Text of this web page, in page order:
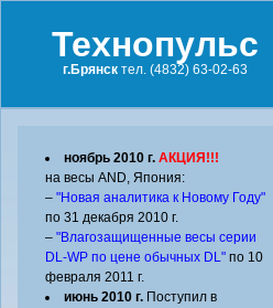
Технопульс
г.Брянск тел. (4832) 63-02-63
ноябрь 2010 г. АКЦИЯ!!!
на весы AND, Япония:
– "Новая аналитика к Новому Году"
по 31 декабря 2010 г.
– "Влагозащищенные весы серии
DL-WP по цене обычных DL" по 10
февраля 2011 г.
июнь 2010 г. Поступил в